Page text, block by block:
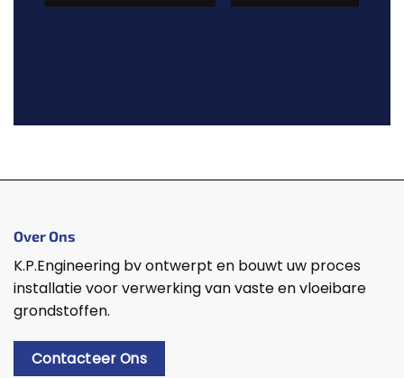
Over Ons
K.P.Engineering bv ontwerpt en bouwt uw proces
installatie voor verwerking van vaste en vloeibare
grondstoffen.
Contacteer Ons